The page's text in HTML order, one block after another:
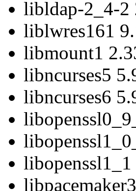
libldap-2_4-2
liblwres161
libmount1
libncurses5
libncurses6